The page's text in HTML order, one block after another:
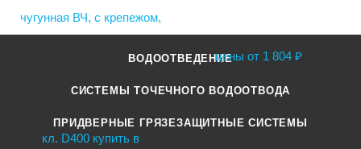
ВОДООТВЕДЕНИЕ
СИСТЕМЫ ТОЧЕЧНОГО ВОДООТВОДА
ПРИДВЕРНЫЕ ГРЯЗЕЗАЩИТНЫЕ СИСТЕМЫ